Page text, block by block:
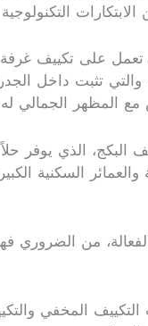
على تكييف
تثبت داخل
المظهر الجمالي
الذي يوفر
والعمائر
من الضروري
المخفي